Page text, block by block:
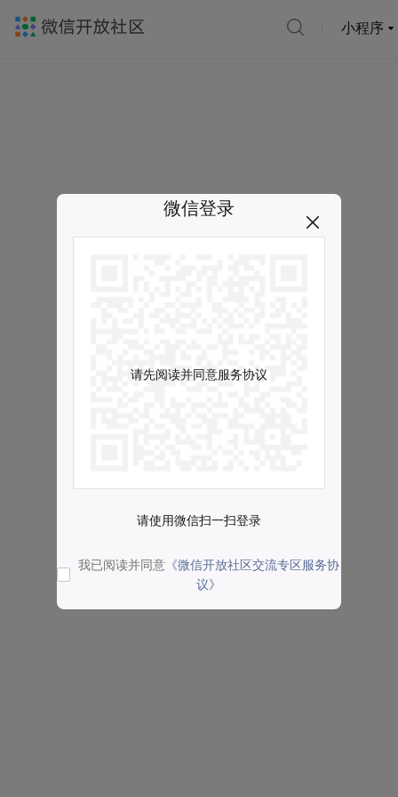
小程序
微信登录
请先阅读并同意服务协议
请使用微信扫一扫登录
我已阅读并同意 《微信开放社区交流专区服务协
议》